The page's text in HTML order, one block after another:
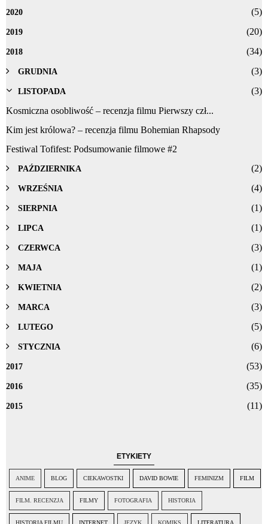
2020 (5)
2019 (20)
2018 (34)
GRUDNIA (3)
LISTOPADA
(3)
Kosmiczna osobliwość – recenzja filmu Pierwszy czł...
Kim jest królowa? – recenzja filmu Bohemian Rhapsody
Festiwal Tofifest: Podsumowanie filmowe #2
PAŹDZIERNIKA (2)
WRZEŚNIA (4)
SIERPNIA (1)
LIPCA (1)
CZERWCA (3)
MAJA (1)
KWIETNIA (2)
MARCA (3)
LUTEGO (5)
STYCZNIA (6)
2017 (53)
2016 (35)
2015 (11)
ETYKIETY
ANIME BLOG CIEKAWOSTKI DAVID BOWIE FEMINIZM FILM
FILM. RECENZJA FILMY FOTOGRAFIA HISTORIA
HISTORIA FILMU INTERNET JĘZYK KOMIKS LITERATURA